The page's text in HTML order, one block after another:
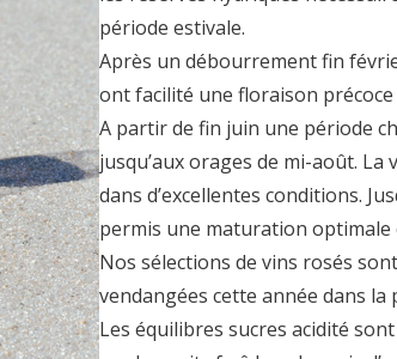
période estivale.
Après un débourrement fin
ont facilité une floraison
A partir de fin juin une période
jusqu’aux orages de mi-août.
dans d’excellentes conditions.
permis une maturation optimale
Nos sélections de vins rosés
vendangées cette année dans
Les équilibres sucres acidité